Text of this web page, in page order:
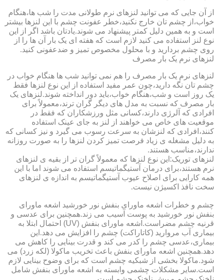
از آن جایی که می توانید لنزهای نرم طولانی مدت را شب ها،هنگام
خواب،از چشم تان خارج نکنید،خطر عفونت چشم با این لنزها بیشتر
است و به همین دلیل کمتر پیشنهاد می شوند.یادتان باشد اگر از این
نوع لنز استفاده می کنید لازم است که هفته ای یک بار آن ها را از
روی چشم بردارید و با محلول مخصوص تمیز و ضدعفونی کنید.
لنزهای نرم یک بار مصرف
لنزهای نرم یک بار مصرف را هم نمی توانید شب ها هنگام خواب در
چشم تان نگه دارید،چون عمر مفید استفاده از این نوع لنزها فقط
یک روز است و شب،هنگام خواب،باید دور انداخته شوند.لنزهای یک
بار مصرف که نسبت به مدل های دیگر گران ترند،معمولاً برای
افرادی که آلرژی دارند،کسانی مثل ورزشکاران که فقط در
موقعیت های خاص می خواهند از لنز به جای عینک استفاده
کنند،افرادی که لنزشان به سرعت رسوب می گیرد و نیز کسانی که
به دلیل مشغله ی زیاد فرصت تمیز کردن لنزها را به صورت روزانه
ندارند،مناسب هستند.
لنزهای توریک:این نوع لنزها که معمولاً گران تر از بقیه ی لنزهای
نرم هستند،برای درمان آستیگماتیسم استفاده می شوند اما با این
همه کارایی برای اصلاح عیوب آستیگماتیسم به اندازه ی لنزهای
سخت نافذ اکسیژن نیست.
چشم و خطرات اشعه ماورای بنفش نور خورشید اشعه ماورای
بنفش نور خورشید به پوست آسیب می زند.همچنین برای عدسی و
قرنیه چشم مضراست.اشعه ماورای بنفش (UV) احتمال ابتلا به
بیماری آب مروارید (کاتاراکت) چشم را افزایش می دهد.این
بیماری،عدسی چشم را کدر می کند و قدرت بینایی را کاهش می
دهد.همچنین اشعه ماورای بنفش باعث تخریب ماکولا (لکه زرد) می
شود.ماکولا بخشی از شبکیه چشم است که برای وضوح بینایی لازم
است.سایر مشکلات چشمی وابسته به اشعه ماورای بنفش شامل